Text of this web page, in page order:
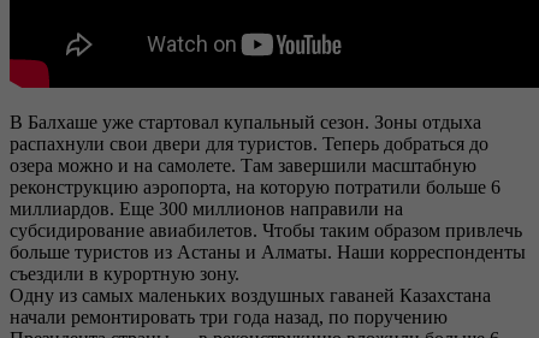
В Балхаше уже стартовал купальный сезон. Зоны отдыха
распахнули свои двери для туристов. Теперь добраться до
озера можно и на самолете. Там завершили масштабную
реконструкцию аэропорта, на которую потратили больше 6
миллиардов. Еще 300 миллионов направили на
субсидирование авиабилетов. Чтобы таким образом привлечь
больше туристов из Астаны и Алматы. Наши корреспонденты
съездили в курортную зону.
Одну из самых маленьких воздушных гаваней Казахстана
начали ремонтировать три года назад, по поручению